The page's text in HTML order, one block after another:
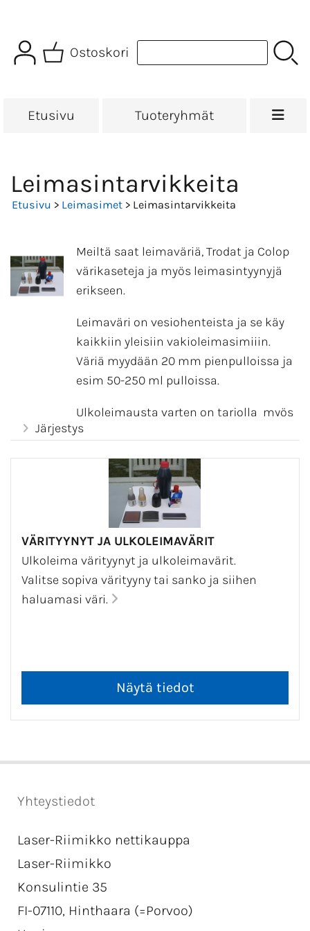
Ostoskori
Etusivu Tuoteryhmät
Leimasintarvikkeita
Etusivu > Leimasimet > Leimasintarvikkeita
Meiltä saat leimaväriä, Trodat ja Colop
värikaseteja ja myös leimasintyynyjä
erikseen.
Leimaväri on vesiohenteista ja se käy
kaikkiin yleisiin vakioleimasimiiin.
Väriä myydään 20 mm pienpulloissa ja
esim 50-250 ml pulloissa.
Ulkoleimausta varten on tarjolla myös
ulkoolosuhteisiin sopivaa -leimaväriä
Järjestys
VÄRITYYNYT JA ULKOLEIMAVÄRIT
Ulkoleima värityynyt ja ulkoleimavärit.
Valitse sopiva värityyny tai sanko ja siihen
haluamasi väri.
Yhteystiedot
Laser-Riimikko nettikauppa
Laser-Riimikko
Konsulintie 35
FI-07110, Hinthaara (=Porvoo)